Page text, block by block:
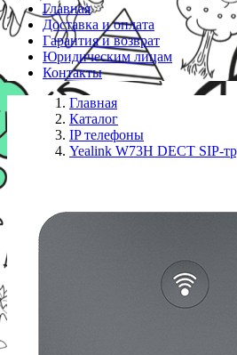
Главная
Доставка и оплата
Гарантия и возврат
Юридическим лицам
Контакты
Главная
Каталог
IP телефоны
Yealink W73H DECT SIP-